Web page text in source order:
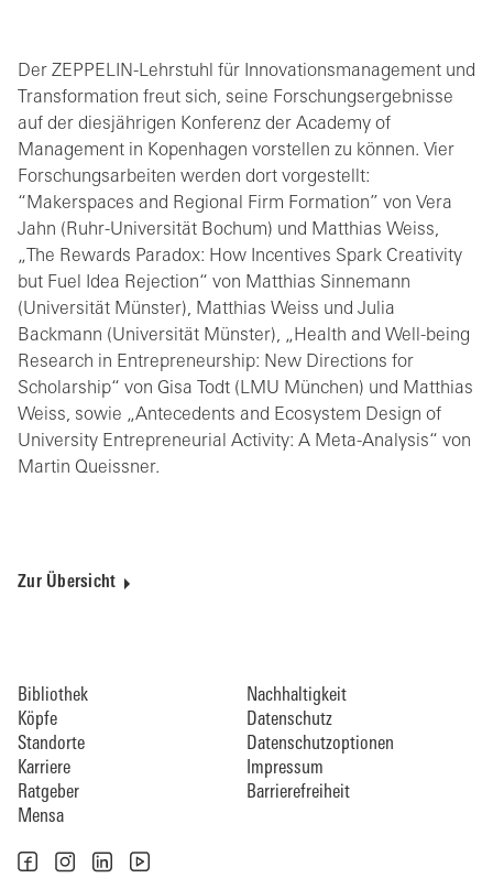
Der ZEPPELIN-Lehrstuhl für Innovationsmanagement und
Transformation freut sich, seine Forschungsergebnisse
auf der diesjährigen Konferenz der Academy of
Management in Kopenhagen vorstellen zu können. Vier
Forschungsarbeiten werden dort vorgestellt:
“Makerspaces and Regional Firm Formation” von Vera
Jahn (Ruhr-Universität Bochum) und Matthias Weiss,
„The Rewards Paradox: How Incentives Spark Creativity
but Fuel Idea Rejection“ von Matthias Sinnemann
(Universität Münster), Matthias Weiss und Julia
Backmann (Universität Münster), „Health and Well-being
Research in Entrepreneurship: New Directions for
Scholarship“ von Gisa Todt (LMU München) und Matthias
Weiss, sowie „Antecedents and Ecosystem Design of
University Entrepreneurial Activity: A Meta-Analysis“ von
Martin Queissner.
Zur Übersicht
Bibliothek
Köpfe
Standorte
Karriere
Ratgeber
Mensa
Nachhaltigkeit
Datenschutz
Datenschutzoptionen
Impressum
Barrierefreiheit